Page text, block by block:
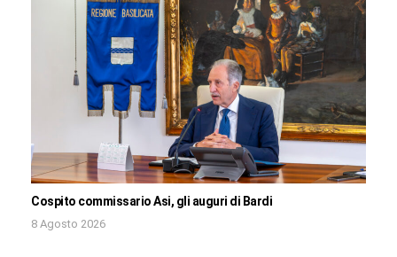
Cospito commissario Asi, gli auguri di Bardi
8 Agosto 2026